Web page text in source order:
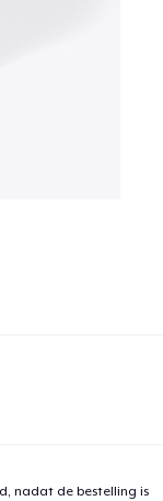
nadat de bestelling is